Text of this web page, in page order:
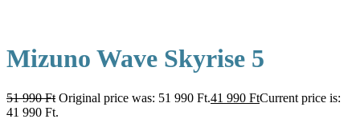
Mizuno Wave Skyrise 5
51 990Ft Original price was: 51 990 Ft.41 990 FtCurrent price is:
41 990 Ft.